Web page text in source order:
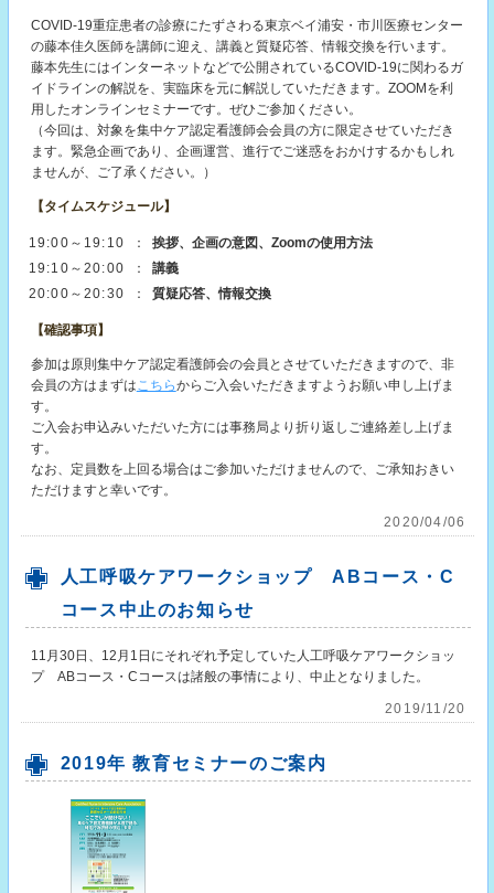
COVID-19重症患者の診療にたずさわる東京ベイ浦安・市川医療センター
の藤本佳久医師を講師に迎え、講義と質疑応答、情報交換を行います。
藤本先生にはインターネットなどで公開されているCOVID-19に関わるガ
イドラインの解説を、実臨床を元に解説していただきます。ZOOMを利
用したオンラインセミナーです。ぜひご参加ください。
（今回は、対象を集中ケア認定看護師会会員の方に限定させていただき
ます。緊急企画であり、企画運営、進行でご迷惑をおかけするかもしれ
ませんが、ご了承ください。）
【タイムスケジュール】
19:00～19:10 ：
挨拶、企画の意図、Zoomの使用方法
19:10～20:00
：
講義
20:00～20:30
： 質疑応答、情報交換
【確認事項】
参加は原則集中ケア認定看護師会の会員とさせていただきますので、非
会員の方はまずはこちらからご入会いただきますようお願い申し上げま
す。
ご入会お申込みいただいた方には事務局より折り返しご連絡差し上げま
す。
なお、定員数を上回る場合はご参加いただけませんので、ご承知おきい
ただけますと幸いです。
2020/04/06
人工呼吸ケアワークショップ ABコース・C
コース中止のお知らせ
11月30日、12月1日にそれぞれ予定していた人工呼吸ケアワークショッ
プ ABコース・Cコースは諸般の事情により、中止となりました。
2019/11/20
2019年 教育セミナーのご案内